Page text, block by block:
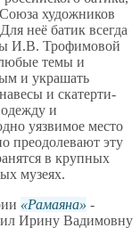
художников
неё батик всегда
И.В. Трофимовой
любые темы и
и украшать
и скатерти-
и
уязвимое место
преодолевают эту
в крупных
музеях.
Рамаяна
-
Ирину Вадимовну